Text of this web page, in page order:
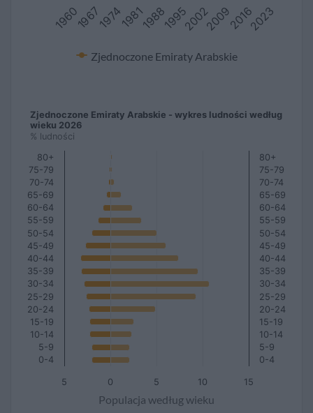
Zjednoczone Emiraty Arabskie
1960 2002
19671974198119881995 200920162023
Populacja według wieku
Zjednoczone Emiraty Arabskie - wykres ludności według
wieku 2026
% ludności
0 10
5 5 15
0-4
5-9
10-14
15-19
20-24
25-29
30-34
35-39
40-44
45-49
50-54
55-59
60-64
65-69
70-74
75-79
80+
0-4
5-9
10-14
15-19
20-24
25-29
30-34
35-39
40-44
45-49
50-54
55-59
60-64
65-69
70-74
75-79
80+